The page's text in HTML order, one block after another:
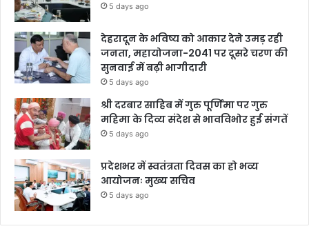
5 days ago
देहरादून के भविष्य को आकार देने उमड़ रही
जनता, महायोजना-2041 पर दूसरे चरण की
सुनवाई में बढ़ी भागीदारी
5 days ago
श्री दरबार साहिब में गुरु पूर्णिमा पर गुरु
महिमा के दिव्य संदेश से भावविभोर हुई संगतें
5 days ago
प्रदेशभर में स्वतंत्रता दिवस का हो भव्य
आयोजनः मुख्य सचिव
5 days ago